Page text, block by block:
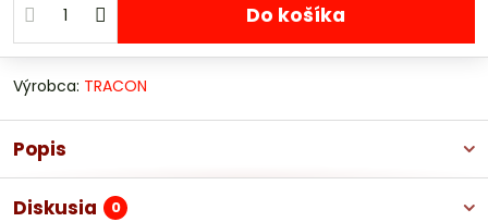
Do košíka
Výrobca: TRACON
Popis
Diskusia 0